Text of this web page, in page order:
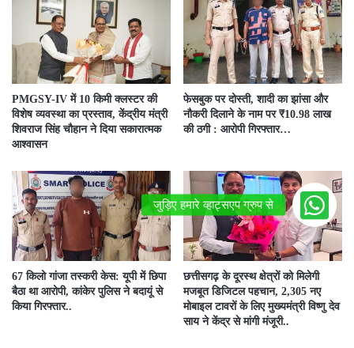
PMGSY-IV में 10 किमी क्लस्टर की
विशेष व्यवस्था का प्रस्ताव, केंद्रीय मंत्री
शिवराज सिंह चौहान ने दिया सकारात्मक
आश्वासन
फेसबुक पर दोस्ती, शादी का झांसा और
नौकरी दिलाने के नाम पर ₹10.98 लाख
की ठगी : आरोपी गिरफ्तार…
67 किलो गांजा तस्करी केस: यूपी में छिपा
बैठा था आरोपी, कांकेर पुलिस ने बदायूं से
किया गिरफ्तार..
छत्तीसगढ़ के दूरस्थ क्षेत्रों को मिलेगी
मजबूत डिजिटल पहचान, 2,305 नए
मोबाइल टावरों के लिए मुख्यमंत्री विष्णु देव
साय ने केंद्र से मांगी मंजूरी..